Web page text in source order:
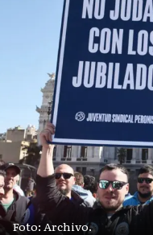
Foto: Archivo.